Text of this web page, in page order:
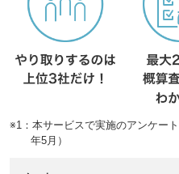
※1：本サービスで実施のアンケー
年5月）